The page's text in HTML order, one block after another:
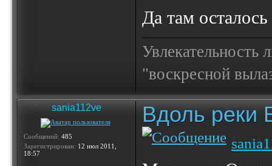
Да там
Увлекательность
"воскресной
sania112ve
Сообщений: 485
Зарегистрирован: 12 июл 2011,
18:57
Вдоль реки